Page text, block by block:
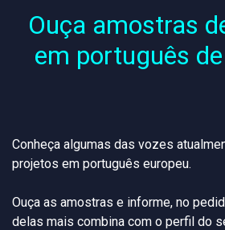
Ouça amostras
em português
Conheça algumas das vozes
projetos em português europeu.
Ouça as amostras e informe, no
delas mais combina com o perfil do